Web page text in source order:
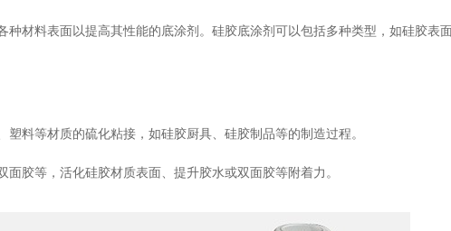
种材料表面以提高其性能的底涂剂。硅胶底涂剂可以包括多种类型，如硅胶表
料等材质的硫化粘接，如硅胶厨具、硅胶制品等的制造过程。
胶等，活化硅胶材质表面、提升胶水或双面胶等附着力。